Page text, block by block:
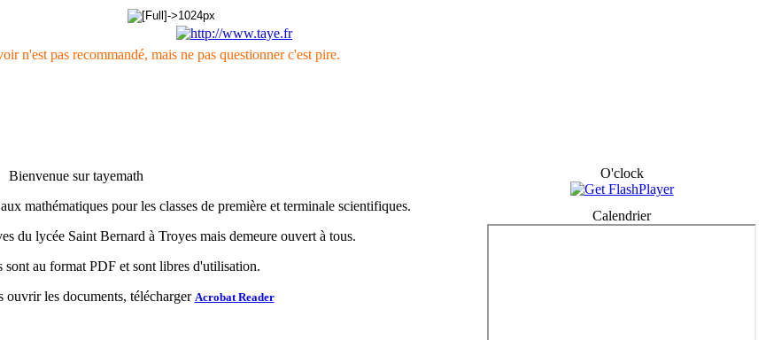
n'est pas recommandé, mais ne pas questionner c'est pire.
Bienvenue sur tayemath
mathématiques pour les classes de première et terminale scientifiques.
du lycée Saint Bernard à Troyes mais demeure ouvert à tous.
sont au format PDF et sont libres d'utilisation.
ouvrir les documents, télécharger Acrobat Reader
O'clock
Calendrier